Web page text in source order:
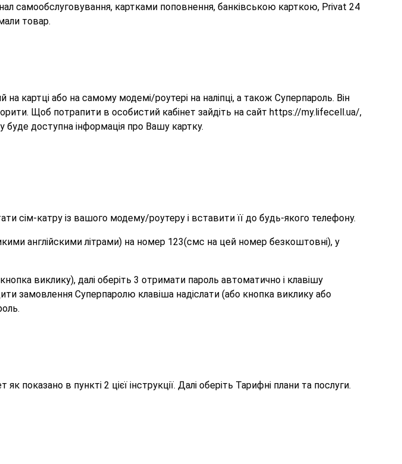
самообслуговування, картками поповнення, банківською карткою, Privat 24
товар.
картці або на самому модемі/роутері на наліпці, а також Суперпароль. Він
Щоб потрапити в особистий кабінет зайдіть на сайт https://my.lifecell.ua/,
буде доступна інформація про Вашу картку.
сім-катру із вашого модему/роутеру і вставити її до будь-якого телефону.
англійскими літрами) на номер 123(смс на цей номер безкоштовні), у
виклику), далі оберіть 3 отримати пароль автоматично і клавішу
замовлення Суперпаролю клавіша надіслати (або кнопка виклику або
показано в пункті 2 цієї інструкції. Далі оберіть Тарифні плани та послуги.